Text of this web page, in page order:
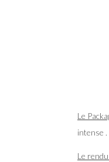
Le
intense .
Le